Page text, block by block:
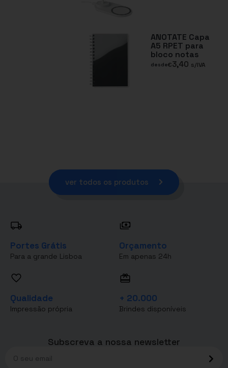
ANOTATE Capa
A5 RPET para
bloco notas
desde€3,40 s/IVA
ver todos os produtos
Portes Grátis
Para a grande Lisboa
Orçamento
Em apenas 24h
Qualidade
Impressão própria
+ 20.000
Brindes disponíveis
Subscreva a nossa newsletter